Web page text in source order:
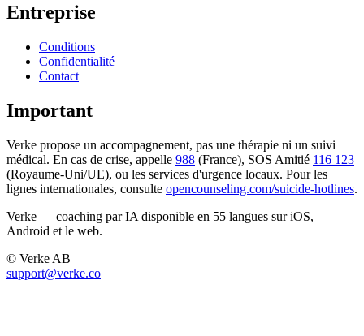
Entreprise
Conditions
Confidentialité
Contact
Important
Verke propose un accompagnement, pas une thérapie ni un suivi
médical. En cas de crise, appelle 988 (France), SOS Amitié 116 123
(Royaume-Uni/UE), ou les services d'urgence locaux. Pour les
lignes internationales, consulte opencounseling.com/suicide-hotlines.
Verke — coaching par IA disponible en 55 langues sur iOS,
Android et le web.
© Verke AB
support@verke.co